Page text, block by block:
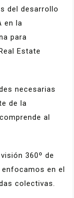
del desarrollo
en la
para
Estate
necesarias
de la
al
360º de
en el
colectivas.